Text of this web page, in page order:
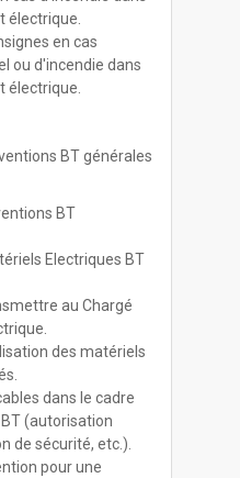
électrique.
en cas
ou d'incendie dans
électrique.
BT générales
BT
Electriques BT
au Chargé
des matériels
dans le cadre
(autorisation
de sécurité, etc.).
pour une